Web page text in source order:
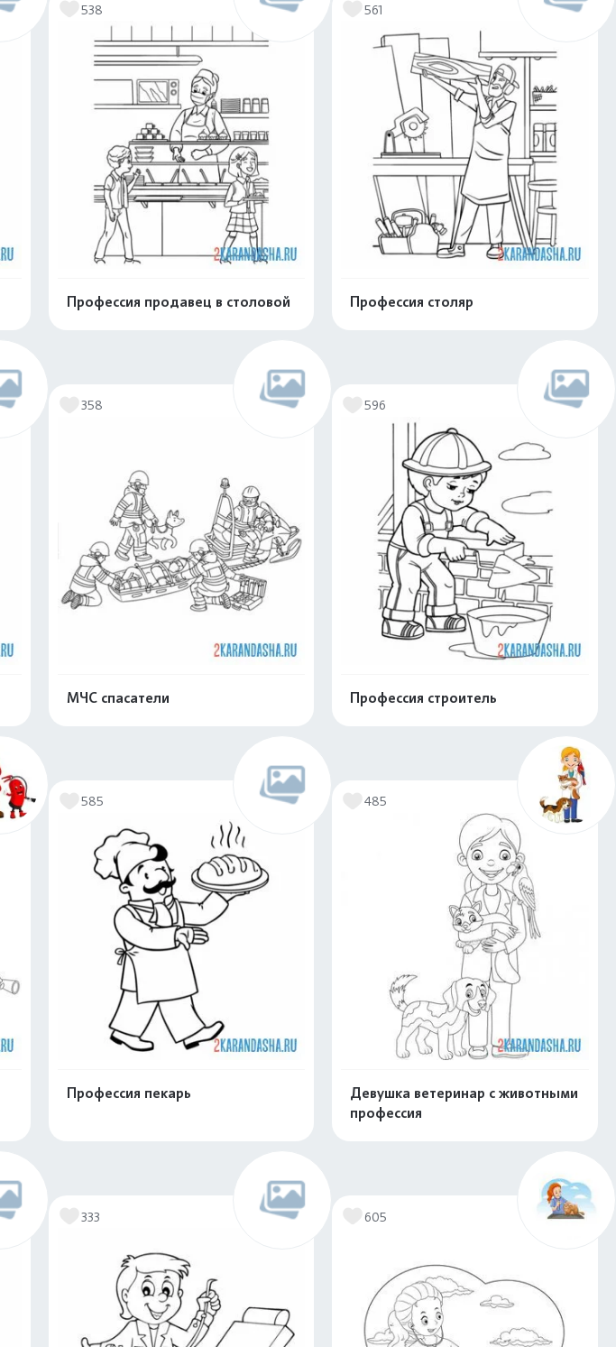
538
Профессия продавец в столовой
561
Профессия столяр
358
МЧС спасатели
596
Профессия строитель
585
Профессия пекарь
485
Девушка ветеринар с животными
профессия
333 605